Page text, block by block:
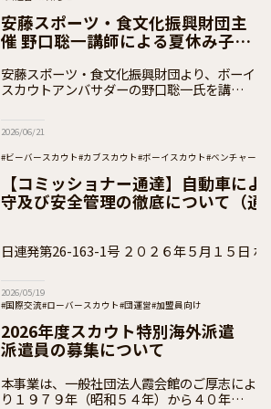
安藤スポーツ・食文化振興財団主
催 野口聡一講師による夏休み子ど
安藤スポーツ・食文化振興財団より、ボーイ
スカウトアンバサダーの野口聡一氏を講師と
ご案内いたします。 セミナーについて
2026/06/21
#ビーバースカウト#カブスカウト#ボーイスカウト#ベンチャース
#加盟員向け
【コミッショナー通達】自動車に
守及び安全管理の徹底について（通
日連発第26-163-1号 ２０２６年５月１５日 ボーイスカウト都道府県連
2026/05/19
#国際交流#ローバースカウト#団運営#加盟員向け
2026年度スカウト特別海外派遣
派遣員の募集について
本事業は、一般社団法人霞会館のご厚志によ
り１９７９年（昭和５４年）から４０年以上